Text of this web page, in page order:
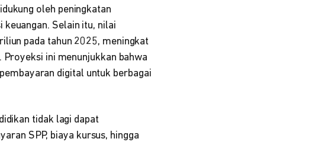
oleh peningkatan
Selain itu, nilai
pada tahun 2025, meningkat
ini menunjukkan bahwa
digital untuk berbagai
tidak lagi dapat
SPP, biaya kursus, hingga